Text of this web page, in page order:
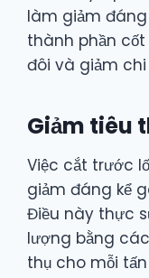
làm giảm
thành phần
đôi và giảm
Giảm tiêu
Việc cắt trước
giảm đáng kể
Điều này thực
lượng bằng
thụ cho mỗi